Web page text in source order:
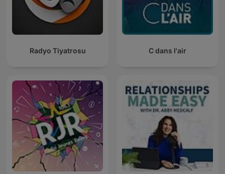
Radyo Tiyatrosu C dans l'air